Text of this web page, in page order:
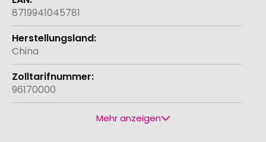
8719941045781
China
96170000
Mehr anzeigen